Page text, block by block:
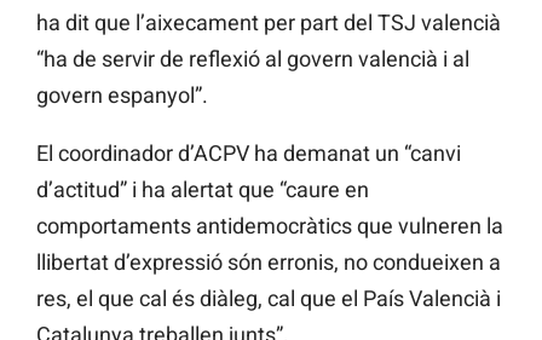
ha dit que l’aixecament per part del TSJ valencià
“ha de servir de reflexió al govern valencià i al
govern espanyol”.
El coordinador d’ACPV ha demanat un “canvi
d’actitud” i ha alertat que “caure en
comportaments antidemocràtics que vulneren la
llibertat d’expressió són erronis, no condueixen a
res, el que cal és diàleg, cal que el País Valencià i
Catalunya treballen junts”.